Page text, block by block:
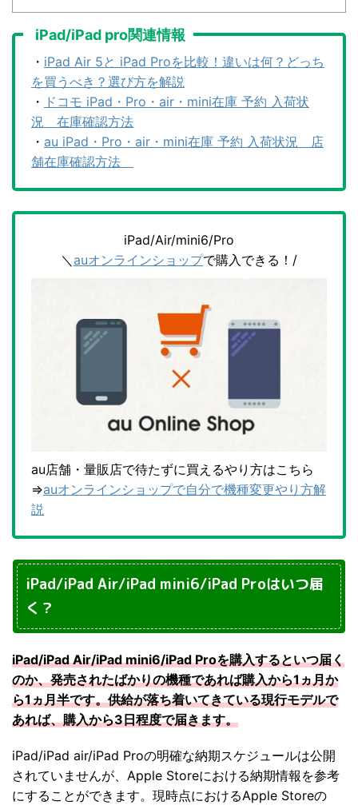
iPad/iPad pro関連情報
・ iPad Air 5と iPad Proを比較！違いは何？どっち
を買うべき？選び方を解説
・ ドコモ iPad・Pro・air・mini在庫 予約 入荷状
況 在庫確認方法
・ au iPad・Pro・air・mini在庫 予約 入荷状況 店
舗在庫確認方法
iPad/Air/mini6/Pro
＼ auオンラインショップで購入できる！/
au店舗・量販店で待たずに買えるやり方はこちら
⇒auオンラインショップで自分で機種変更やり方解
説
iPad/iPad Air/iPad mini6/iPad Proはいつ届
く？
iPad/iPad Air/iPad mini6/iPad Proを購入するといつ届く
のか、発売されたばかりの機種であれば購入から1ヵ月か
ら1ヵ月半です。供給が落ち着いてきている現行モデルで
あれば、購入から3日程度で届きます。
iPad/iPad air/iPad Proの明確な納期スケジュールは公開
されていませんが、Apple Storeにおける納期情報を参考
にすることができます。現時点におけるApple Storeの